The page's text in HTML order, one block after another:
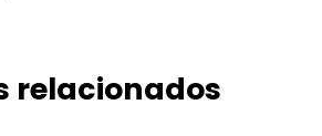
relacionados